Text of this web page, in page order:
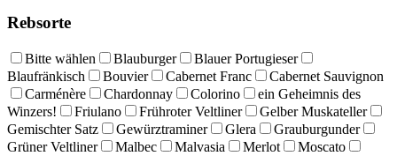
Rebsorte
Bitte wählen Blauburger
Blauer Portugieser
Blaufränkisch
Bouvier Cabernet Franc
Cabernet Sauvignon
Carménère
Chardonnay Colorino
ein Geheimnis des
Winzers!
Friulano Frühroter Veltliner
Gelber Muskateller
Gemischter Satz
Gewürztraminer Glera
Grauburgunder
Grüner Veltliner
Malbec Malvasia Merlot
Moscato